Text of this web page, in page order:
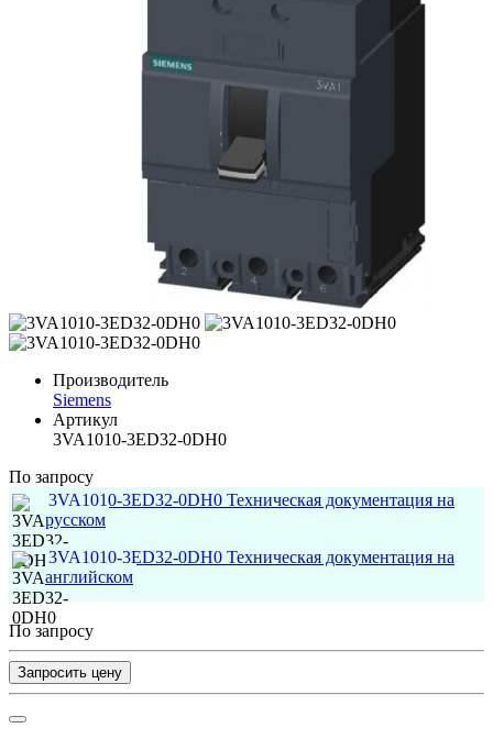
Производитель
Siemens
Артикул
3VA1010-3ED32-0DH0
По запросу
3VA1010-3ED32-0DH0 Техническая документация на
русском
3VA1010-3ED32-0DH0 Техническая документация на
английском
По запросу
Запросить цену